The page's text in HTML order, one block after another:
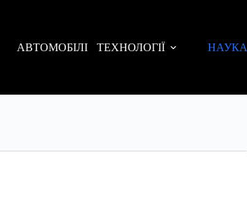
АВТОМОБІЛІ ТЕХНОЛОГІЇ НАУКА